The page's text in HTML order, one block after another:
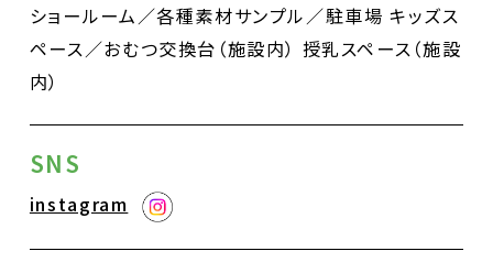
ショールーム／各種素材サンプル／駐車場キッズス
ペース／おむつ交換台（施設内） 授乳スペース（施設
内）
SNS
instagram